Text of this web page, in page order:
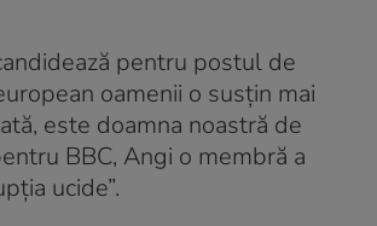
pentru postul de
oamenii o susțin mai
este doamna noastră de
BBC, Angi o membră a
ucide”.